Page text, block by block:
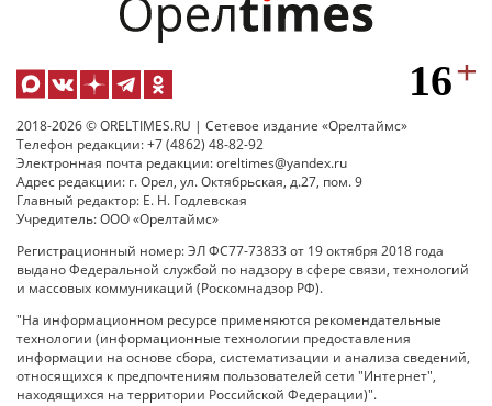
2018-2026 © ORELTIMES.RU | Сетевое издание «Орелтаймс»
Телефон редакции: +7 (4862) 48-82-92
Электронная почта редакции: oreltimes@yandex.ru
Адрес редакции: г. Орел, ул. Октябрьская, д.27, пом. 9
Главный редактор: Е. Н. Годлевская
Учредитель: ООО «Орелтаймс»
Регистрационный номер: ЭЛ ФС77-73833 от 19 октября 2018 года
выдано Федеральной службой по надзору в сфере связи, технологий
и массовых коммуникаций (Роскомнадзор РФ).
"На информационном ресурсе применяются рекомендательные
технологии (информационные технологии предоставления
информации на основе сбора, систематизации и анализа сведений,
относящихся к предпочтениям пользователей сети "Интернет",
находящихся на территории Российской Федерации)".